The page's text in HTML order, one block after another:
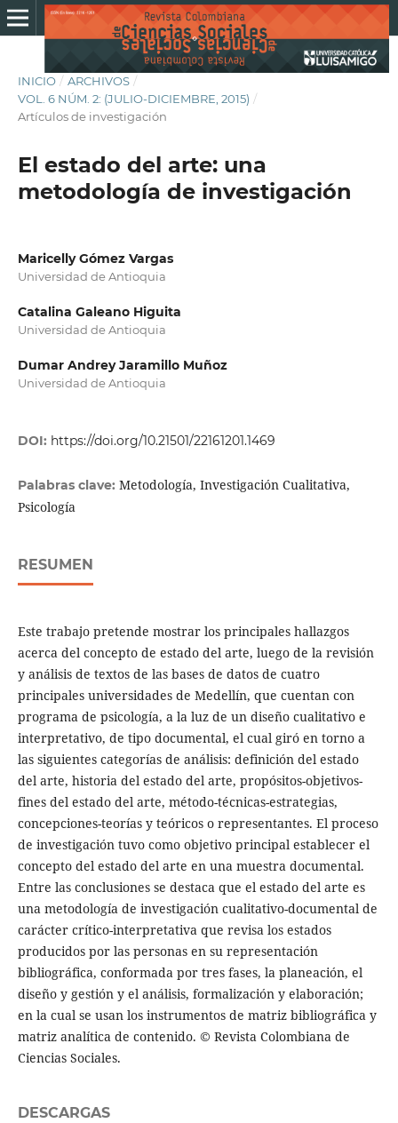
INICIO / ARCHIVOS /
VOL. 6 NÚM. 2: (JULIO-DICIEMBRE, 2015) /
Artículos de investigación
El estado del arte: una
metodología de investigación
Maricelly Gómez Vargas
Universidad de Antioquia
Catalina Galeano Higuita
Universidad de Antioquia
Dumar Andrey Jaramillo Muñoz
Universidad de Antioquia
DOI: https://doi.org/10.21501/22161201.1469
Palabras clave: Metodología, Investigación Cualitativa,
Psicología
RESUMEN
Este trabajo pretende mostrar los principales hallazgos
acerca del concepto de estado del arte, luego de la revisión
y análisis de textos de las bases de datos de cuatro
principales universidades de Medellín, que cuentan con
programa de psicología, a la luz de un diseño cualitativo e
interpretativo, de tipo documental, el cual giró en torno a
las siguientes categorías de análisis: definición del estado
del arte, historia del estado del arte, propósitos-objetivos-
fines del estado del arte, método-técnicas-estrategias,
concepciones-teorías y teóricos o representantes. El proceso
de investigación tuvo como objetivo principal establecer el
concepto del estado del arte en una muestra documental.
Entre las conclusiones se destaca que el estado del arte es
una metodología de investigación cualitativo-documental de
carácter crítico-interpretativa que revisa los estados
producidos por las personas en su representación
bibliográfica, conformada por tres fases, la planeación, el
diseño y gestión y el análisis, formalización y elaboración;
en la cual se usan los instrumentos de matriz bibliográfica y
matriz analítica de contenido. © Revista Colombiana de
Ciencias Sociales.
DESCARGAS